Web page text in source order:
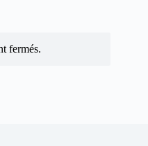
fermés.